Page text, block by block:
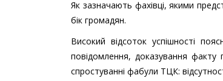
Як зазначають фахівці, якими
бік громадян.
Високий відсоток успішності
повідомлення, доказування
спростуванні фабули ТЦК: